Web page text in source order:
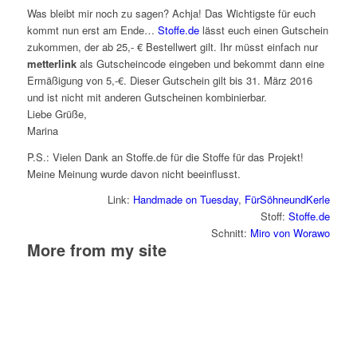
Was bleibt mir noch zu sagen? Achja! Das Wichtigste für euch
kommt nun erst am Ende… Stoffe.de lässt euch einen Gutschein
zukommen, der ab 25,- € Bestellwert gilt. Ihr müsst einfach nur
metterlinkals Gutscheincode eingeben und bekommt dann eine
Ermäßigung von 5,-€. Dieser Gutschein gilt bis 31. März 2016
und ist nicht mit anderen Gutscheinen kombinierbar.
Liebe Grüße,
Marina
P.S.: Vielen Dank an Stoffe.de für die Stoffe für das Projekt!
Meine Meinung wurde davon nicht beeinflusst.
Link: Handmade on Tuesday, FürSöhneundKerle
Stoff:Stoffe.de
Schnitt: Miro von Worawo
More from my site